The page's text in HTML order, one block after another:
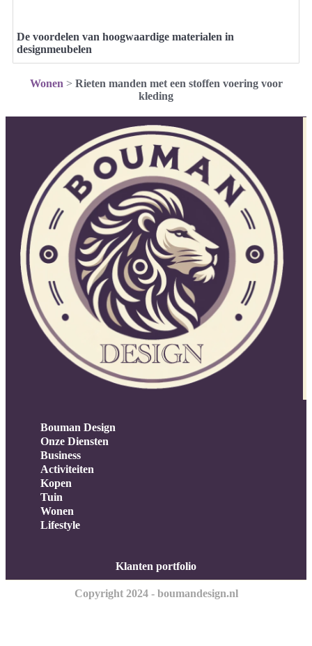
De voordelen van hoogwaardige materialen in
designmeubelen
Wonen > Rieten manden met een stoffen voering voor
kleding
Bouman Design
Onze Diensten
Business
Activiteiten
Kopen
Tuin
Wonen
Lifestyle
Klanten portfolio
Copyright 2024 - boumandesign.nl